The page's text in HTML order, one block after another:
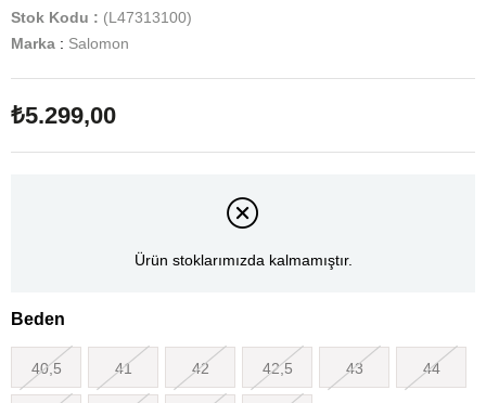
Stok Kodu
(L47313100)
Marka : Salomon
₺5.299,00
Ürün stoklarımızda kalmamıştır.
Beden
40,5 41 42 42,5 43 44